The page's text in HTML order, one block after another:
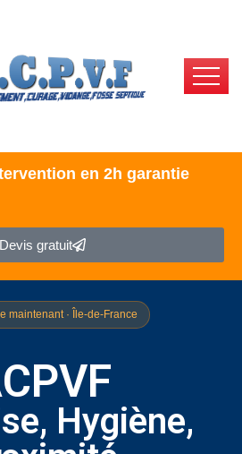
en 2h garantie
Devis gratuit
maintenant · Île-de-France
Hygiène,